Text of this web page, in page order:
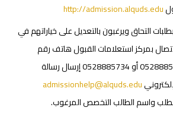
http://admission.alquds.edu
التحاق ويرغبون بالتعديل على خياراتهم في
بمركز استعلامات القبول هاتف رقم
022756200 أو 0528885733 أو 0528885734 إرسال رسالة
admissionhelp@alquds.edu
واسم الطالب التخصص المرغوب.